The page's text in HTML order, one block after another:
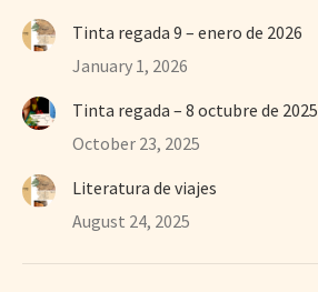
Tinta regada 9 – enero de 2026
January 1, 2026
Tinta regada – 8 octubre de 2025
October 23, 2025
Literatura de viajes
August 24, 2025